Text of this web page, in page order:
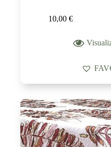
10,00 €